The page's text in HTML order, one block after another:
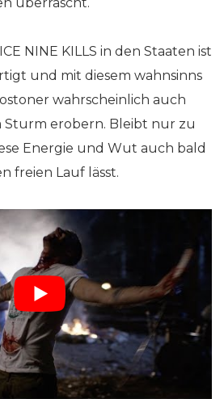
NINE KILLS in den Staaten ist
und mit diesem wahnsinns
wahrscheinlich auch
Sturm erobern. Bleibt nur zu
Energie und Wut auch bald
freien Lauf lässt.